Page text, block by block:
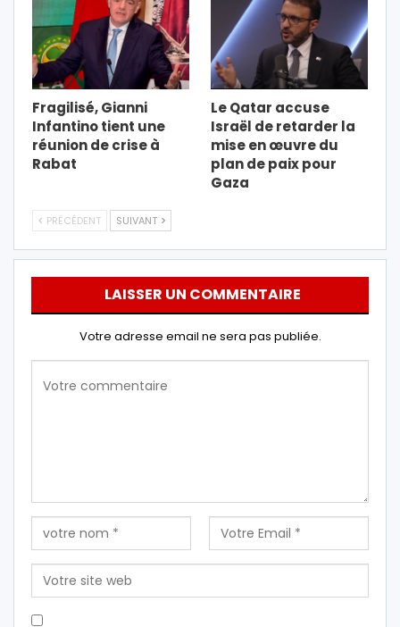
Fragilisé, Gianni
Infantino tient une
réunion de crise à
Rabat
Le Qatar accuse
Israël de retarder la
mise en œuvre du
plan de paix pour
Gaza
PRÉCÉDENT SUIVANT
LAISSER UN COMMENTAIRE
Votre adresse email ne sera pas publiée.